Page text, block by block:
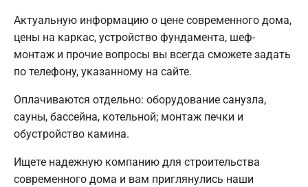
Актуальную информацию о цене современного дома,
цены на каркас, устройство фундамента, шеф-
монтаж и прочие вопросы вы всегда сможете задать
по телефону, указанному на сайте.
Оплачиваются отдельно: оборудование санузла,
сауны, бассейна, котельной; монтаж печки и
обустройство камина.
Ищете надежную компанию для строительства
современного дома и вам приглянулись наши